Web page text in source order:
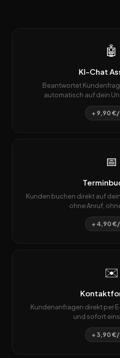
🤖
KI-Chat
Beantwortet
automatisch auf dein
+ 9,90
📅
Kunden buchen direkt auf
ohne Anruf,
+ 4,90
✉️
Kundenanfragen direkt per
und sofort
+ 3,90